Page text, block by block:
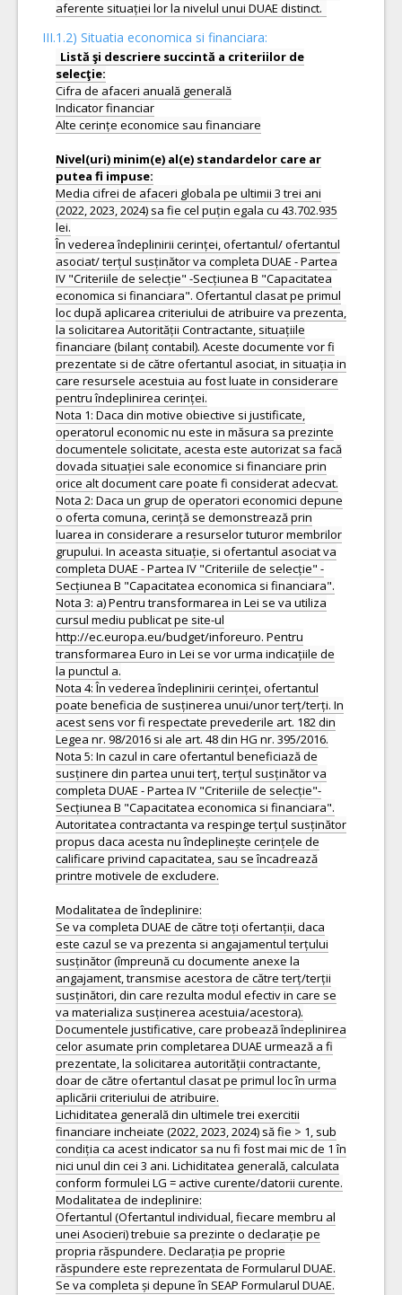
III.1.2) Situatia economica si financiara:
Listă şi descriere succintă a criteriilor de
Cifra de afaceri anuală generală
Indicator financiar
Alte cerințe economice sau financiare
Nivel(uri) minim(e) al(e) standardelor care ar
Media cifrei de afaceri globala pe ultimii 3 trei ani
(2022, 2023, 2024) sa fie cel puțin egala cu 43.702.935
lei.
În vederea îndeplinirii cerinței, ofertantul/ ofertantul
asociat/ terțul susținător va completa DUAE - Partea
IV "Criteriile de selecție" -Secțiunea B "Capacitatea
economica si financiara". Ofertantul clasat pe primul
loc după aplicarea criteriului de atribuire va prezenta,
la solicitarea Autorității Contractante, situațiile
financiare (bilanț contabil). Aceste documente vor fi
prezentate si de către ofertantul asociat, in situația in
care resursele acestuia au fost luate in considerare
pentru îndeplinirea cerinței.
Nota 1: Daca din motive obiective si justificate,
operatorul economic nu este in măsura sa prezinte
documentele solicitate, acesta este autorizat sa facă
dovada situației sale economice si financiare prin
orice alt document care poate fi considerat adecvat.
Nota 2: Daca un grup de operatori economici depune
o oferta comuna, cerință se demonstrează prin
luarea in considerare a resurselor tuturor membrilor
grupului. In aceasta situație, si ofertantul asociat va
completa DUAE - Partea IV "Criteriile de selecție" -
Secțiunea B "Capacitatea economica si financiara".
Nota 3: a) Pentru transformarea in Lei se va utiliza
cursul mediu publicat pe site-ul
http://ec.europa.eu/budget/inforeuro. Pentru
transformarea Euro in Lei se vor urma indicațiile de
la punctul a.
Nota 4: În vederea îndeplinirii cerinței, ofertantul
poate beneficia de susținerea unui/unor terț/terți. In
acest sens vor fi respectate prevederile art. 182 din
Legea nr. 98/2016 si ale art. 48 din HG nr. 395/2016.
Nota 5: In cazul in care ofertantul beneficiază de
susținere din partea unui terț, terțul susținător va
completa DUAE - Partea IV "Criteriile de selecție"-
Secțiunea B "Capacitatea economica si financiara".
Autoritatea contractanta va respinge terțul susținător
propus daca acesta nu îndeplinește cerințele de
calificare privind capacitatea, sau se încadrează
printre motivele de excludere.
Modalitatea de îndeplinire:
Se va completa DUAE de către toți ofertanții, daca
este cazul se va prezenta si angajamentul terțului
susținător (împreună cu documente anexe la
angajament, transmise acestora de către terț/terții
susținători, din care rezulta modul efectiv in care se
va materializa susținerea acestuia/acestora).
Documentele justificative, care probează îndeplinirea
celor asumate prin completarea DUAE urmează a fi
prezentate, la solicitarea autorității contractante,
doar de către ofertantul clasat pe primul loc în urma
aplicării criteriului de atribuire.
Lichiditatea generală din ultimele trei exercitii
financiare incheiate (2022, 2023, 2024) să fie > 1, sub
condiția ca acest indicator sa nu fi fost mai mic de 1 în
nici unul din cei 3 ani. Lichiditatea generală, calculata
conform formulei LG = active curente/datorii curente.
Modalitatea de indeplinire:
Ofertantul (Ofertantul individual, fiecare membru al
unei Asocieri) trebuie sa prezinte o declarație pe
propria răspundere. Declarația pe proprie
răspundere este reprezentata de Formularul DUAE.
Se va completa și depune în SEAP Formularul DUAE.